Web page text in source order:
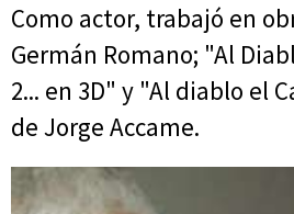
Como actor, trabajó en
Germán Romano; "Al
2... en 3D" y "Al diablo el
de Jorge Accame.